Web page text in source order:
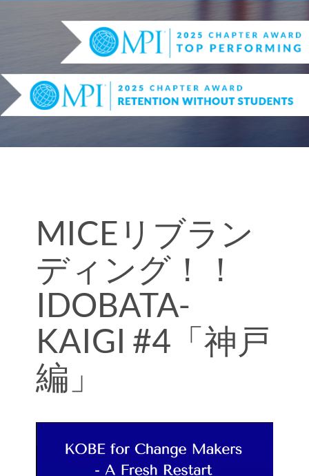
MICEリブラン
ディング！！
IDOBATA-
KAIGI #4「神戸
編」